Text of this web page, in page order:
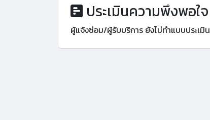
ประเมินความพึงพอใจ
ผู้แจ้งซ่อม/ผู้รับบริการ ยังไม่ทำแบบประเมิน